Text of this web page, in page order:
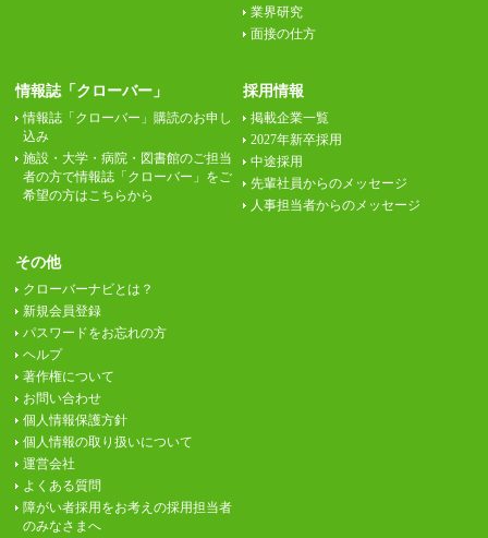
業界研究
面接の仕方
情報誌「クローバー」
情報誌「クローバー」購読のお申し
込み
施設・大学・病院・図書館のご担当
者の方で情報誌「クローバー」をご
希望の方はこちらから
採用情報
掲載企業一覧
2027年新卒採用
中途採用
先輩社員からのメッセージ
人事担当者からのメッセージ
その他
クローバーナビとは？
新規会員登録
パスワードをお忘れの方
ヘルプ
著作権について
お問い合わせ
個人情報保護方針
個人情報の取り扱いについて
運営会社
よくある質問
障がい者採用をお考えの採用担当者
のみなさまへ